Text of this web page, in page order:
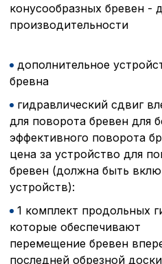
конусообразных бревен -
дополнительное
гидравлический сдвиг
для поворота бревен для
эффективного поворота
цена за устройство для
бревен (должна быть
1 комплект продольных
которые обеспечивают
перемещение бревен
последней обрезной доски